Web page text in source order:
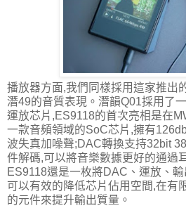
播放器方面,我們同樣採用這家推出
潛49的音質表現。潛韻Q01採用了
運放芯片,ES9118的首次亮相是在
一款音頻領域的SoC芯片,擁有
波失真加噪聲;DAC轉換支持32bit
件解碼,可以將音樂數據更好的通過
ES9118還是一枚將DAC、運放、
可以有效的降低芯片佔用空間,在有
的元件來提升輸出質量。